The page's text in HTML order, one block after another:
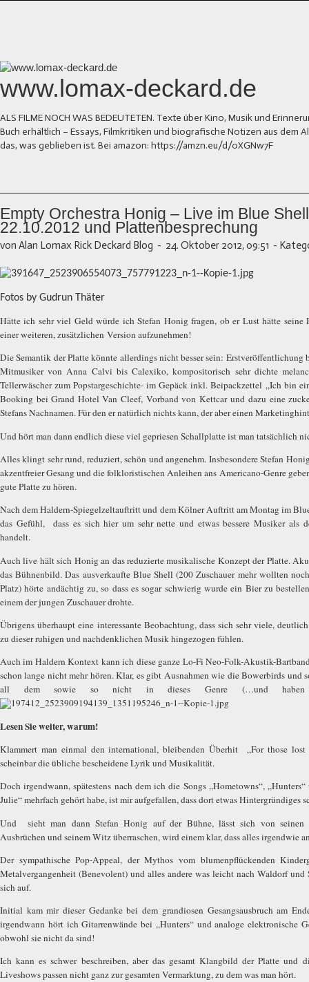
www.lomax-deckard.de
ALS FILME NOCH WAS BEDEUTETEN. Texte über Kino, Musik und
Buch erhältlich – Essays, Filmkritiken und biografische Notizen aus dem
das, was geblieben ist. Bei amazon: https://amzn.eu/d/0XGNw7F
Empty Orchestra Honig – Live im Blue
22.10.2012 und Plattenbesprechung
von Alan Lomax Rick Deckard Blog - 24. Oktober 2012, 09:51 -
Fotos by Gudrun Thäter
Hätte ich sehr viel Geld würde ich Stefan Honig fragen, ob er Lust hätte seine
einer weiteren, zusätzlichen Version aufzunehmen!
Die Semantik der Platte könnte allerdings nicht besser sein: Erstveröffentlichung
Mitmusiker von Anna Calvi bis Calexiko, kompositorisch sehr dichte
Tellerwäscher zum Popstargeschichte- im Gepäck inkl. Beipackzettel „Ich bin
Booking bei Grand Hotel Van Cleef, Vorband von Kettcar und dazu eine
Stefans Nachnamen. Für den er natürlich nichts kann, der aber einen
Und hört man dann endlich diese viel gepriesen Schallplatte ist man tatsächlich
Alles klingt sehr rund, reduziert, schön und angenehm. Insbesondere Stefan
akzentfreier Gesang und die folkloristischen Anleihen ans Americano-Genre
gute Platte zu hören.
Nach dem Haldern-Spiegelzeltauftritt und dem Kölner Auftritt am Montag im
das Gefühl,
dass es sich hier um sehr nette und etwas bessere Musiker als
handelt.
Auch live hält sich Honig an das reduzierte musikalische Konzept der Platte.
das Bühnenbild. Das ausverkaufte Blue Shell (200 Zuschauer mehr wollten
Platz) hörte andächtig zu, so dass es sogar schwierig wurde ein Bier zu
einem der jungen Zuschauer drohte.
Übrigens überhaupt eine interessante Beobachtung, dass sich sehr viele,
zu dieser ruhigen und nachdenklichen Musik hingezogen fühlen.
Auch im Haldern Kontext kann ich diese ganze Lo-Fi Neo-Folk-Akustik-
schon lange nicht mehr hören. Klar, es gibt Ausnahmen wie die Bowerbirds und
all dem sowie so nicht in dieses Genre (…und haben
Lesen Sie weiter, warum!
Klammert man einmal den international, bleibenden Überhit
„For those lost
scheinbar die übliche bescheidene Lyrik und Musikalität.
Doch irgendwann, spätestens nach dem ich die Songs „Hometowns“,
Julie“ mehrfach gehört habe, ist mir aufgefallen, dass dort etwas Hintergründiges
Und
sieht man dann Stefan Honig auf der Bühne, lässt sich von seinen
Ausbrüchen und seinem Witz überraschen, wird einem klar, dass alles irgendwie
Der sympathische Pop-Appeal, der Mythos vom blumenpflückenden
Metalvergangenheit (Benevolent) und alles andere was leicht nach Waldorf
sich auf.
Initial kam mir dieser Gedanke bei dem grandiosen Gesangsausbruch am
irgendwann hört ich Gitarrenwände bei „Hunters“ und analoge elektronische
obwohl sie nicht da sind!
Ich kann es schwer beschreiben, aber das gesamt Klangbild der Platte und
Liveshows passen nicht ganz zur gesamten Vermarktung, zu dem was man hört.